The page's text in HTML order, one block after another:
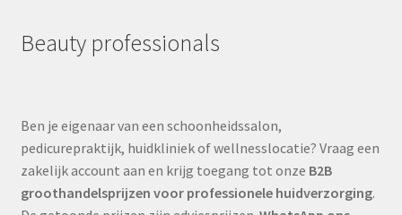
Beauty professionals
Ben je eigenaar van een schoonheidssalon,
pedicurepraktijk, huidkliniek of wellnesslocatie? Vraag een
zakelijk account aan en krijg toegang tot onze B2B
groothandelsprijzen voor professionele huidverzorging.